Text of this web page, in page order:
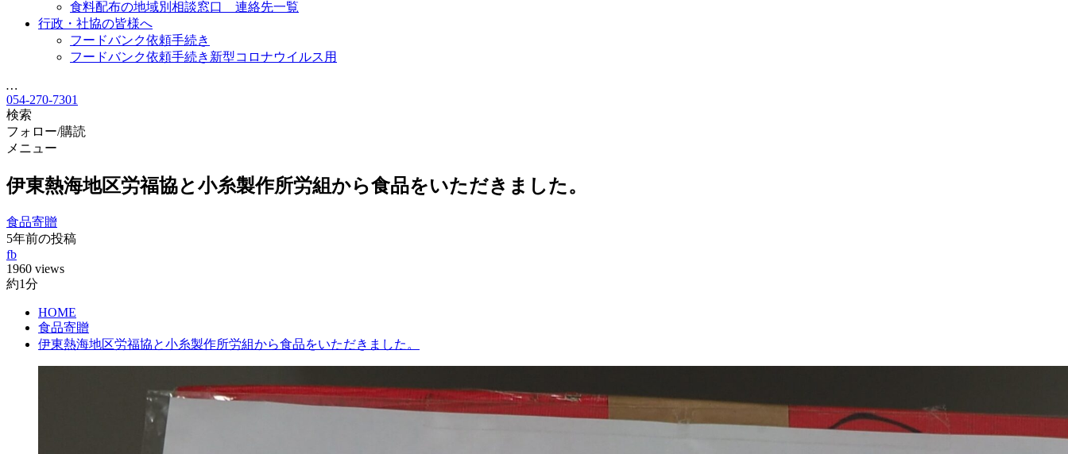
食料配布の地域別相談窓口 連絡先一覧
行政・社協の皆様へ
フードバンク依頼手続き
フードバンク依頼手続き新型コロナウイルス用
…
054-270-7301
検索
フォロー/購読
メニュー
伊東熱海地区労福協と小糸製作所労組から食品をいただきました。
食品寄贈
5年前の投稿
fb
1960 views
約1分
HOME
食品寄贈
伊東熱海地区労福協と小糸製作所労組から食品をいただきました。